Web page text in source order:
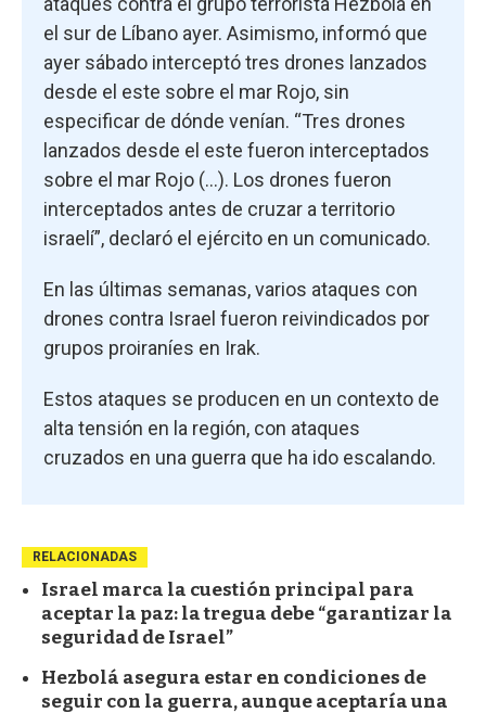
el sur de Líbano ayer. Asimismo, informó que
ayer sábado interceptó tres drones lanzados
desde el este sobre el mar Rojo, sin
especificar de dónde venían. “Tres drones
lanzados desde el este fueron interceptados
sobre el mar Rojo (...). Los drones fueron
interceptados antes de cruzar a territorio
israelí”, declaró el ejército en un comunicado.
En las últimas semanas, varios ataques con
drones contra Israel fueron reivindicados por
grupos proiraníes en Irak.
Estos ataques se producen en un contexto de
alta tensión en la región, con ataques
cruzados en una guerra que ha ido escalando.
RELACIONADAS
Israel marca la cuestión principal para
aceptar la paz: la tregua debe “garantizar la
seguridad de Israel”
Hezbolá asegura estar en condiciones de
seguir con la guerra, aunque aceptaría una